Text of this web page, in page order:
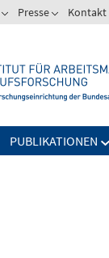
Presse Kontakt
PUBLIKATIONEN